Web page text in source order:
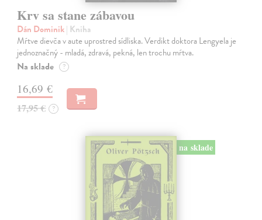
Krv sa stane zábavou
Dán Dominik| Kniha
Mŕtve dievča v aute uprostred sídliska. Verdikt doktora Lengyela je
jednoznačný - mladá, zdravá, pekná, len trochu mŕtva.
Na sklade ?
16,69 €
17,95 € ?
na sklade